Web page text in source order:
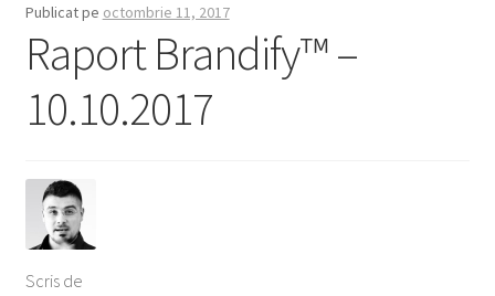
HelpDesk
Publicat pe octombrie 11, 2017
Raport Brandify™ –
10.10.2017
Scris de